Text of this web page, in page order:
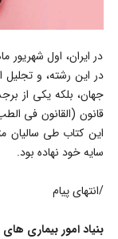
در ایران، اول شهریور
در این رشته، و تجلیل
جهان، بلکه یکی از
این کتاب طی سالیان
سایه خود نهاده بود.
/انتهای پیام
بنیاد امور بیماری